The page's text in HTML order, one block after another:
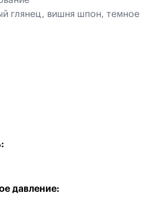
глянец, вишня шпон, темное
давление: